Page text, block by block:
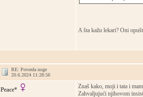
A šta kažu lekari? Oni
RE: Povreda noge
20.6.2024 11:28:56
Peace*
Znaš kako, moji i tata i
Zahvaljujući njihovom